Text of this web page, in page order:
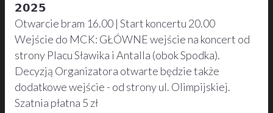
𝟮𝟬𝟮𝟱
Otwarcie bram 16.00 | Start koncertu 20.00
Wejście do MCK: GŁÓWNE wejście na koncert od
strony Placu Sławika i Antalla (obok Spodka).
Decyzją Organizatora otwarte będzie także
dodatkowe wejście - od strony ul. Olimpijskiej.
Szatnia płatna 5 zł